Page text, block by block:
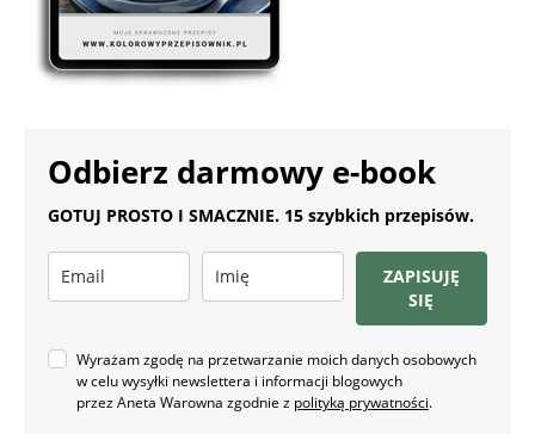
Odbierz darmowy e-book
GOTUJ PROSTO I SMACZNIE. 15 szybkich przepisów.
ZAPISUJĘ
SIĘ
Wyrażam zgodę na przetwarzanie moich danych osobowych
w celu wysyłki newslettera i informacji blogowych
przez Aneta Warowna zgodnie z polityką prywatności.